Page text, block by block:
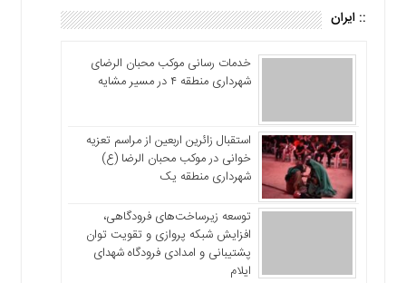
:: ایران
خدمات رسانی موکب محبان الرضای
شهرداری منطقه ۴ در مسیر مشایه
استقبال زائرین اربعین از مراسم تعزیه
خوانی در موکب محبان الرضا (ع)
شهرداری منطقه یک
توسعه زیرساخت‌های فرودگاهی،
افزایش شبکه پروازی و تقویت توان
پشتیبانی و امدادی فرودگاه شهدای
ایلام